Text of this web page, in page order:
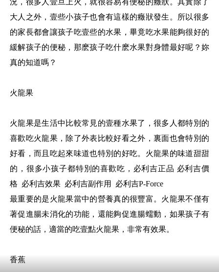
況，很多人壹旦上火，就很容易有便秘的癥狀。其實除了
大人之外，壹些小孩子也會有這樣的癥狀發生。所以很多
的家長都會讓孩子吃壹些的水果，畢竟吃水果能夠很好的
緩解孩子的便秘，那麽孩子吃什麽水果對身體最好呢？妳
真的知道嗎？
火龍果
火龍果是生活中比較常見的壹種水果了，很多人都特別的
喜歡吃火龍果，除了外表比較好看之外，裏面也會特別的
好看，而且吃起來味道也特別的好吃。火龍果的味道甜甜
的，很多小孩子都特別的喜歡吃， 必利吉正品 必利吉價
格 必利吉效果 必利吉副作用 必利吉P-Force
最重要的是火龍果當中的營養真的很豐富。火龍果不僅有
著促進腸未消化的功能，還能夠促進腸蠕動，如果孩子有
便秘的話，適當的吃壹點火龍果，非常有效果。
香蕉